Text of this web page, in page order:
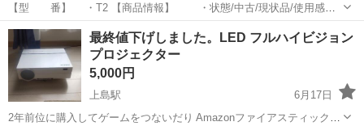
【型 番】 ・T2 【商品情報】 ・状態/中古/現状品/使用感あ
り。 ・動作/確認、初期化済 ・特徴/リモコンあり ・付属品は画
像が全てです。 【店内番号】 ・JIMO-3956 【...
静岡 御殿場市 御殿場駅
プロジェクター、ホームシアター
最終値下げしました。LED フルハイビジョン
プロジェクター
5,000円
上島駅
6月17日
2年前位に購入してゲームをつないだり Amazonファイアスティックを